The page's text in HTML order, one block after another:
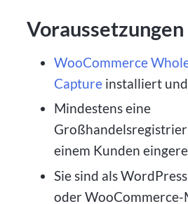
Voraussetzungen
WooCommerce
Captureinstalliert
Mindestens eine
einem Kunden
Sie sind als
oder WooCommerce-